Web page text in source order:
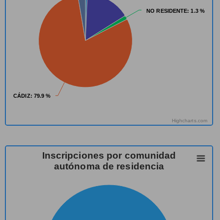
NO RESIDENTE: 1.3 %
NO RESIDENTE: 1.3 %
CÁDIZ: 79.9 %
CÁDIZ: 79.9 %
Highcharts.com
Inscripciones por comunidad
autónoma de residencia